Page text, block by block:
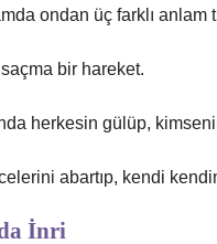
ondan üç farklı anlam
bir hareket.
herkesin gülüp,
abartıp, kendi
İnri